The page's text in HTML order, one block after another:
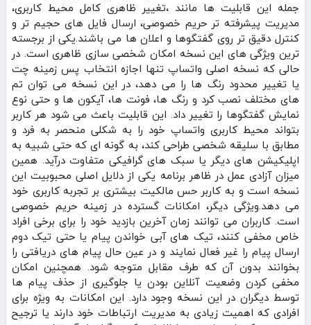
جمله این قابلیت ها مانند ،تغییر ظاهری کامل محیط کاربری،
مدیریت پیشرفته‌ تر حریم خصوصی، ارسال فایل‌ های حجیم‌ تر و
کنترل دقیق‌ تر روی گفتگوها و اعلان‌ ها می باشند.یکی از برجسته‌
ترین ویژگی‌ های این نسخه امکان شخصی‌ سازی ظاهری است. در
حالی که نسخه اصلی واتساپ تنها اجازه انتخاب پس‌ زمینه چت
یا تغییر محدود رنگ‌ ها را می‌ دهد، در این نسخه می‌ توان تم‌
های مختلف نصب کرد و رنگ‌ ها، فونت‌ ها، آیکون‌ ها و حتی نوع
نمایش گفتگوها را تغییر داد. این قابلیت باعث می‌ شود هر کاربر
بتواند محیط کاربری واتساپ خود را به شکلی منحصر به‌ فرد و
مطابق با سلیقه شخصی طراحی کند، به گونه‌ ای که حتی شبیه به
اپلیکیشن‌ های دیگر یا سبک‌ های گرافیکی متفاوت درآید. همین
میزان آزادی عمل در ظاهر برنامه یکی از دلایل اصلی محبوبیت این
نسخه است و به کاربر حس مالکیت بیشتری بر تجربه کاربری خود
می‌ دهد.ویژگی دیگر، امکانات گسترده در زمینه حریم خصوصی
است. کاربران می‌ توانند زمان آخرین بازدید خود را برای برخی افراد
خاص مخفی کنند، تیک‌ های آبی خواندن پیام یا حتی تیک دوم
ارسال پیام را غیر فعال نمایند و در عین حال پیام‌ های دریافتی را
بخوانند بدون آن که طرف مقابل متوجه شود. همچنین امکان
مخفی کردن وضعیت آنلاین بودن یا جلوگیری از حذف پیام‌ ها
توسط دیگران در این نسخه وجود دارد. این امکانات به ویژه برای
افرادی که اهمیت زیادی به مدیریت ارتباطات خود دارند یا ترجیح